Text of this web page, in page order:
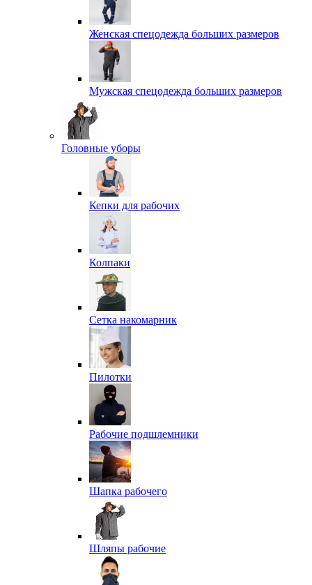
Женская спецодежда больших размеров
Мужская спецодежда больших размеров
Головные уборы
Кепки для рабочих
Колпаки
Сетка накомарник
Пилотки
Рабочие подшлемники
Шапка рабочего
Шляпы рабочие